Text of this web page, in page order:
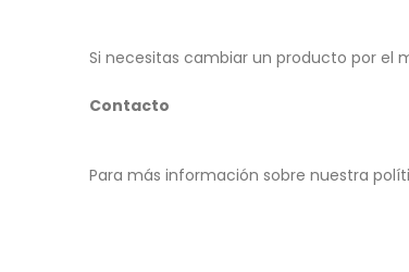
Si necesitas cambiar un producto por el
Contacto
Para más información sobre nuestra